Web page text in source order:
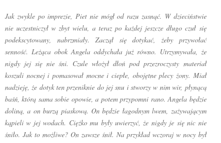
Jak zwykle po imprezie, Piet nie mógł od razu zasnąć. W dzieciństwie
nie uczestniczył w zbyt wielu, a teraz po każdej jeszcze długo czuł się
podekscytowany, nabrzmiały. Zaczął się dotykać, żeby przywołać
senność. Leżąca obok Angela oddychała już równo. Utrzymywała, że
nigdy jej się nie śni. Czule włożył dłoń pod przezroczysty materiał
koszuli nocnej i pomasował mocne i ciepłe, obojętne plecy żony. Miał
nadzieję, że dotyk ten przeniknie do jej snu i stworzy w nim wir, płynącą
baśń, którą sama sobie opowie, a potem przypomni rano. Angela będzie
doliną, a on burzą piaskową. On będzie łagodnym lwem, zażywającym
kąpieli w jej wodach. Ciężko mu były uwierzyć, że nigdy je się nic nie
śniło. Jak to możliwe? On zawsze śnił. Na przykład wczoraj w nocy był